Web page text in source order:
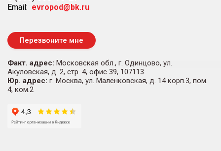
Email: evropod@bk.ru
Перезвоните мне
Факт. адрес: Московская обл., г. Одинцово, ул.
Акуловская, д. 2, стр. 4, офис 39, 107113
Юр. адрес: г. Москва, ул. Маленковская, д. 14 корп.3, пом.
4, ком.2